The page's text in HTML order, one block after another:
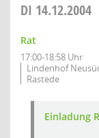
DI 14.12.2004
Rat
17:00-18:58 Uhr
Lindenhof
Rastede
Einladung